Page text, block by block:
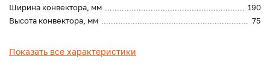
Ширина конвектора, мм
190
Высота конвектора, мм
75
Показать все характеристики